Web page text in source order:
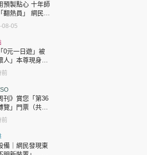
親子王
點心 十年師
翻熱員」 網民憂
被淘汰
08-05
0元一日遊」被
人」本尊現身回
前
刊》賞您「第36
覽」門票（共30
前
備｜網民發現東